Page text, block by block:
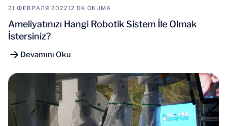
21 ФЕВРАЛЯ 202212 DK OKUMA
Ameliyatınızı Hangi Robotik Sistem İle Olmak
İstersiniz?
Devamını Oku